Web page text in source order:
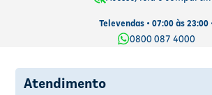
Televendas • 07:00 às 23:00
0800 087 4000
Atendimento